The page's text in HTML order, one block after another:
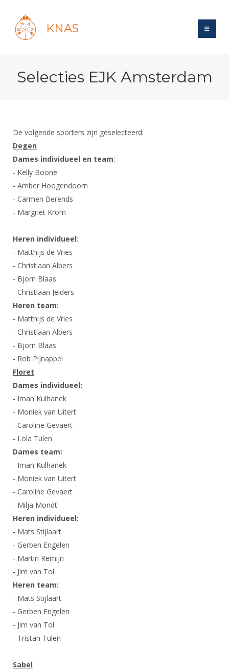
KNAS
Login
Forums
Maandelijks archief
Website
Gebruiksvoorwaarden
Handleiding
Historie
Bond
Lidmaatschap
Tarieven
Reglementen
Sponsors en Partners
Organisatie
Bestuur
Commissies
Ereleden
Vacatures
Bondsbureau
Contact
Medewerkers
Samenwerking
Alle Verenigingen
Nieuws
Verenigingsondersteuning
Witte Vlekkenplan
Oprichting Vereniging
Overschrijven leden
Introductie
Recreatiesport
Veteranen
Lichtzwaardschermen
Ranglijsten
Inschrijven
Reglementen
Schermpaspoort
Rolstoelschermen
Wedstrijdkalender
KNAS Keurmerk
NK's
JEC
Veteranenwedstrijden
Nieuws
Aanvragen van scheidsrechters
Scheidsrechterslijst
Import inschrijvingen uit Nahouw
Verwerk wedstrijduitslagen
NK organiseren
Promotie en logo
Wat is topsport
NK's
Oranje
FBT
SBT
Talentontwikkeling
Atletencommissie
Internationale Titeltoernooien
Internationale aanmeldingen
Informatie
Voor de jeugd
Spreekbeurtpakket
Ouders en vereniging
Voor coaches en leraren
Nieuws
Nationale opleidingen
Internationale opleidingen
Opleidingen
Voor scheidsrechters
Nieuws
Scheidsrechterslijst
Scheidsrechter Documentatie
Opleidingen
Archief
Infotheek
Bibliotheek
ALV
Touché
Forums
Forums
Schermforum
Zoek Vereniging
Contact
NK organiseren
Selecties EJK Amsterdam
De volgende sporters zijn geselecteerd:
Degen
Dames individueel en team:
- Kelly Boone
- Amber Hoogendoorn
- Carmen Berends
- Margriet Krom
Heren individueel:
- Matthijs de Vries
- Christiaan Albers
- Bjorn Blaas
- Christiaan Jelders
Heren team:
- Matthijs de Vries
- Christiaan Albers
- Bjorn Blaas
- Rob Pijnappel
Floret
Dames individueel:
- Iman Kulhanek
- Moniek van Uitert
- Caroline Gevaert
- Lola Tulen
Dames team:
- Iman Kulhanek
- Moniek van Uitert
- Caroline Gevaert
- Milja Mondt
Heren individueel:
- Mats Stijlaart
- Gerben Engelen
- Martin Remijn
- Jim van Tol
Heren team:
- Mats Stijlaart
- Gerben Engelen
- Jim van Tol
- Tristan Tulen
Sabel